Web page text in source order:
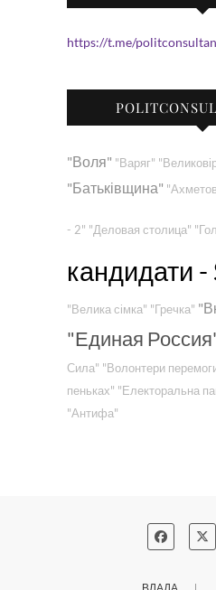
https://t.me/
"Воля" "Варяг"
"Батьківщина"
- 2" "Деловая столица"
кандидати -
"Велика сімка" "Гречка"
"Единая
Сила" "Волонтери
пеньках" "Електоральна
"Антифа"